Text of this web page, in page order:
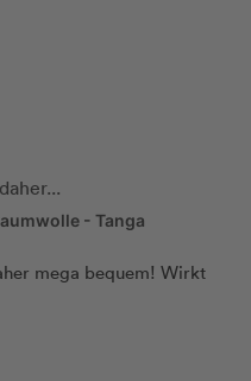
- Tanga
mega bequem! Wirkt